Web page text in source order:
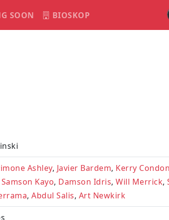
SOON BIOSKOP
Ashley, Javier Bardem, Kerry Condon
Samson Kayo, Damson Idris, Will Merrick,
, Abdul Salis, Art Newkirk